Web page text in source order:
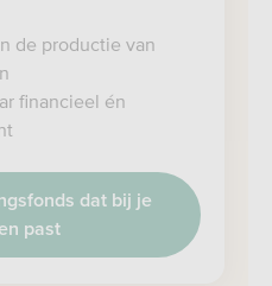
de productie van
financieel én
dat bij je
past